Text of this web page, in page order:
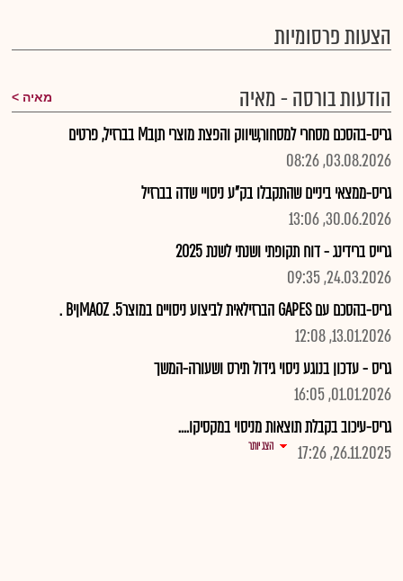
הצעות פרסומיות
הודעות בורסה - מאיה
מאיה
גריס-בהסכם מסחרי למסחור,שיווק והפצת מוצרי תןבM בברזיל, פרטים
03.08.2026, 08:26
גריס-ממצאי ביניים שהתקבלו בק"ע ניסויי שדה בברזיל
30.06.2026, 13:06
גרייס ברידינג - דוח תקופתי ושנתי לשנת 2025
24.03.2026, 09:35
גריס-בהסכם עם GAPES הברזילאית לביצוע ניסויים במוצרMAOZ .5ןיB .
13.01.2026, 12:08
גריס - עדכון בנוגע ניסוי גידול תירס ושעורה-המשך
01.01.2026, 16:05
גריס-עיכוב בקבלת תוצאות מניסוי במקסיקו....
26.11.2025, 17:26
הצג יותר